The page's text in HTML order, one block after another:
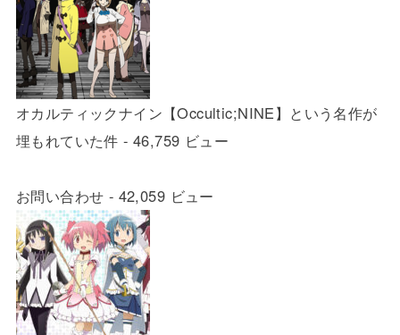
オカルティックナイン【Occultic;NINE】という名作が
埋もれていた件 - 46,759 ビュー
お問い合わせ - 42,059 ビュー